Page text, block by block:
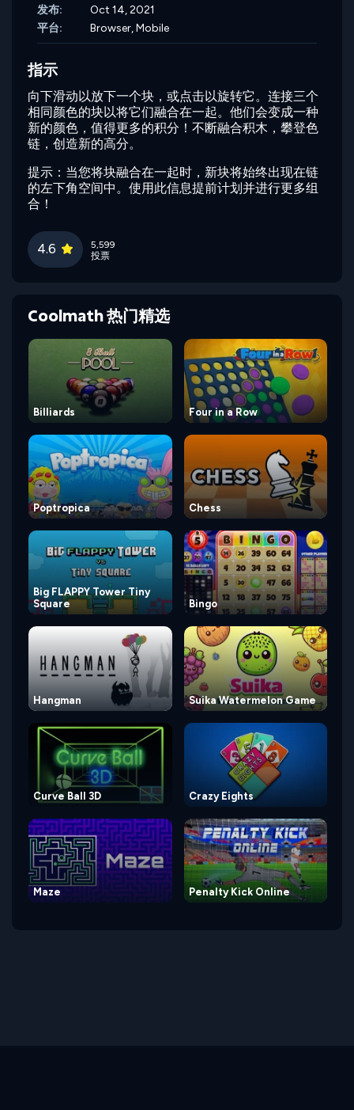
发布:
Oct 14, 2021
平台:
Browser, Mobile
指示
向下滑动以放下一个块，或点击以旋转它。连接三个
相同颜色的块以将它们融合在一起。他们会变成一种
新的颜色，值得更多的积分！不断融合积木，攀登色
链，创造新的高分。
提示：当您将块融合在一起时，新块将始终出现在链
的左下角空间中。使用此信息提前计划并进行更多组
合！
4.6
5,599
投票
Coolmath 热门精选
Billiards Four in a Row
Poptropica Chess
Big FLAPPY Tower Tiny
Square
Bingo
Hangman Suika Watermelon Game
Curve Ball 3D Crazy Eights
Maze Penalty Kick Online